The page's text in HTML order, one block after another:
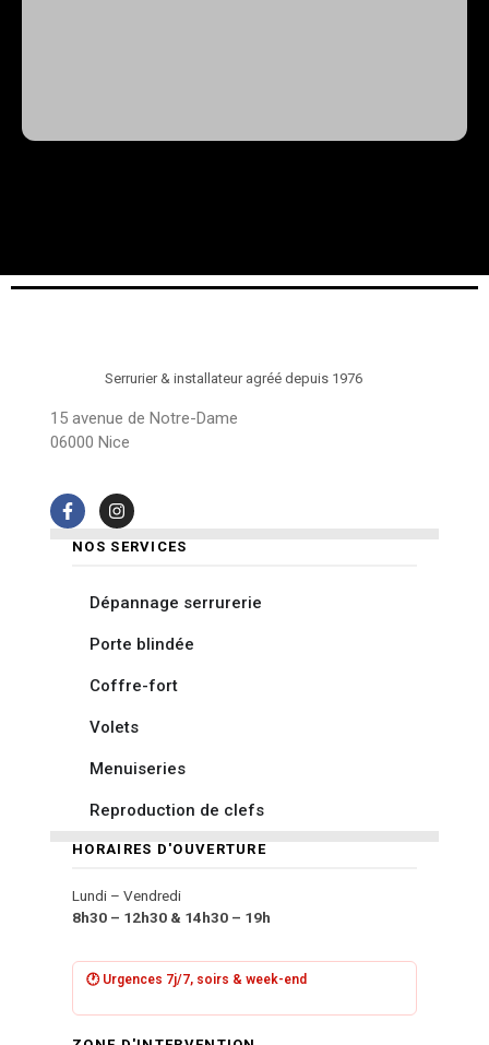
Serrurier & installateur agréé depuis 1976
15 avenue de Notre-Dame
06000 Nice
NOS SERVICES
Dépannage serrurerie
Porte blindée
Coffre-fort
Volets
Menuiseries
Reproduction de clefs
HORAIRES D'OUVERTURE
Lundi – Vendredi
8h30 – 12h30 & 14h30 – 19h
🕐 Urgences 7j/7, soirs & week-end